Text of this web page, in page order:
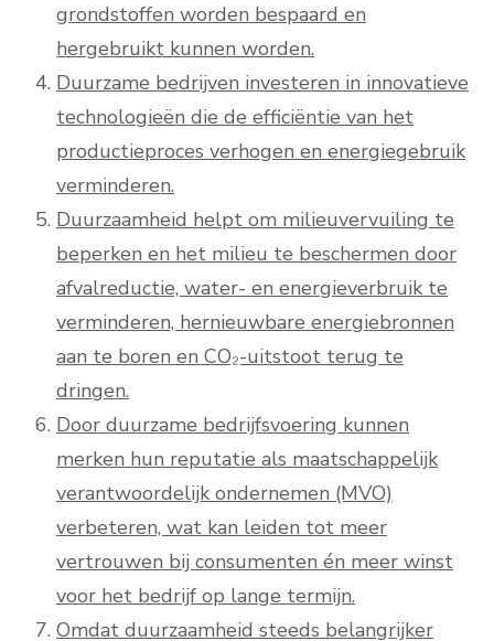
grondstoffen worden bespaard en
hergebruikt kunnen worden.
Duurzame bedrijven investeren in innovatieve
technologieën die de efficiëntie van het
productieproces verhogen en energiegebruik
verminderen.
Duurzaamheid helpt om milieuvervuiling te
beperken en het milieu te beschermen door
afvalreductie, water- en energieverbruik te
verminderen, hernieuwbare energiebronnen
aan te boren en CO₂-uitstoot terug te
dringen.
Door duurzame bedrijfsvoering kunnen
merken hun reputatie als maatschappelijk
verantwoordelijk ondernemen (MVO)
verbeteren, wat kan leiden tot meer
vertrouwen bij consumenten én meer winst
voor het bedrijf op lange termijn.
Omdat duurzaamheid steeds belangrijker